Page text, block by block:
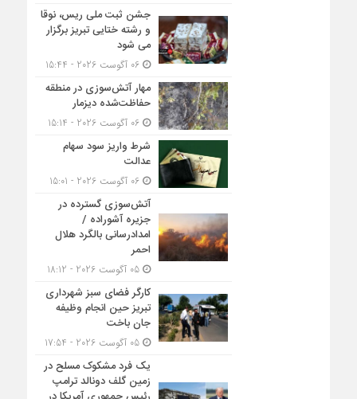
جشن ثبت ملی ریس، نوقا
و رشته ختایی تبریز برگزار
می شود
06 آگوست 2026 - 15:44
مهار آتش‌سوزی در منطقه
حفاظت‌شده دیزمار
06 آگوست 2026 - 15:14
شرط واریز سود سهام
عدالت
06 آگوست 2026 - 15:01
آتش‌سوزی گسترده در
جزیره آشوراده /
امدادرسانی بالگرد هلال
احمر
05 آگوست 2026 - 18:12
کارگر فضای سبز شهرداری
تبریز حین انجام وظیفه
جان باخت
05 آگوست 2026 - 17:54
یک فرد مشکوک مسلح در
زمین گلف دونالد ترامپ